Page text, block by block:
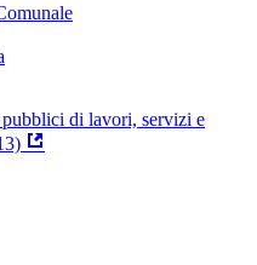
di lavori, servizi e